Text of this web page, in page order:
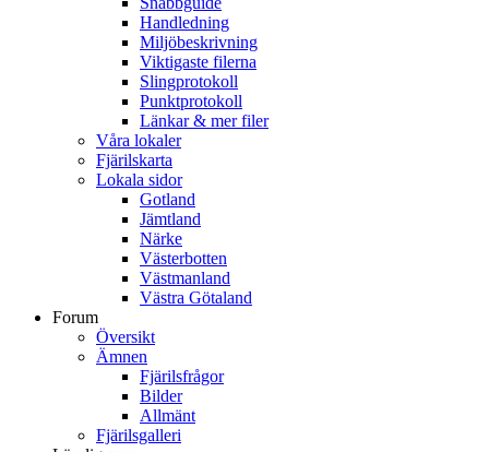
Handledning
Miljöbeskrivning
Viktigaste filerna
Slingprotokoll
Punktprotokoll
Länkar & mer filer
Våra lokaler
Fjärilskarta
Lokala sidor
Gotland
Jämtland
Närke
Västerbotten
Västmanland
Västra Götaland
Forum
Översikt
Ämnen
Fjärilsfrågor
Bilder
Allmänt
Fjärilsgalleri